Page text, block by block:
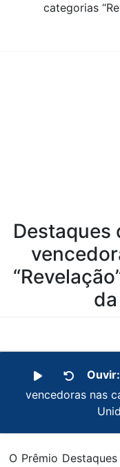
categorias
Destaques
Ouvir:
vencedoras nas
O Prêmio